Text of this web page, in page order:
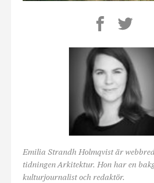
Emilia Strandh Holmqvist är
tidningen Arkitektur. Hon har en
kulturjournalist och redaktör.